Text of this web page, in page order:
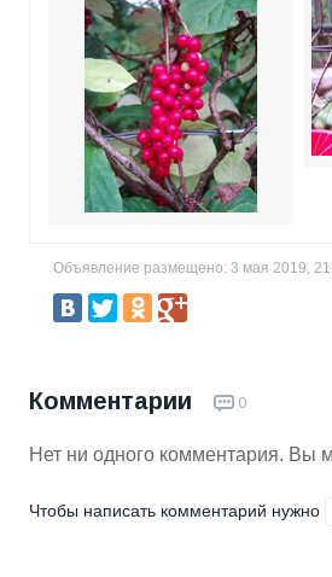
Объявление размещено: 3 мая 2019,
Комментарии 0
Нет ни одного комментария. Вы
Чтобы написать комментарий нужно